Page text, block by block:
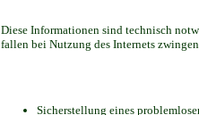
Diese Informationen sind technisch
fallen bei Nutzung des Internets
Sicherstellung eines